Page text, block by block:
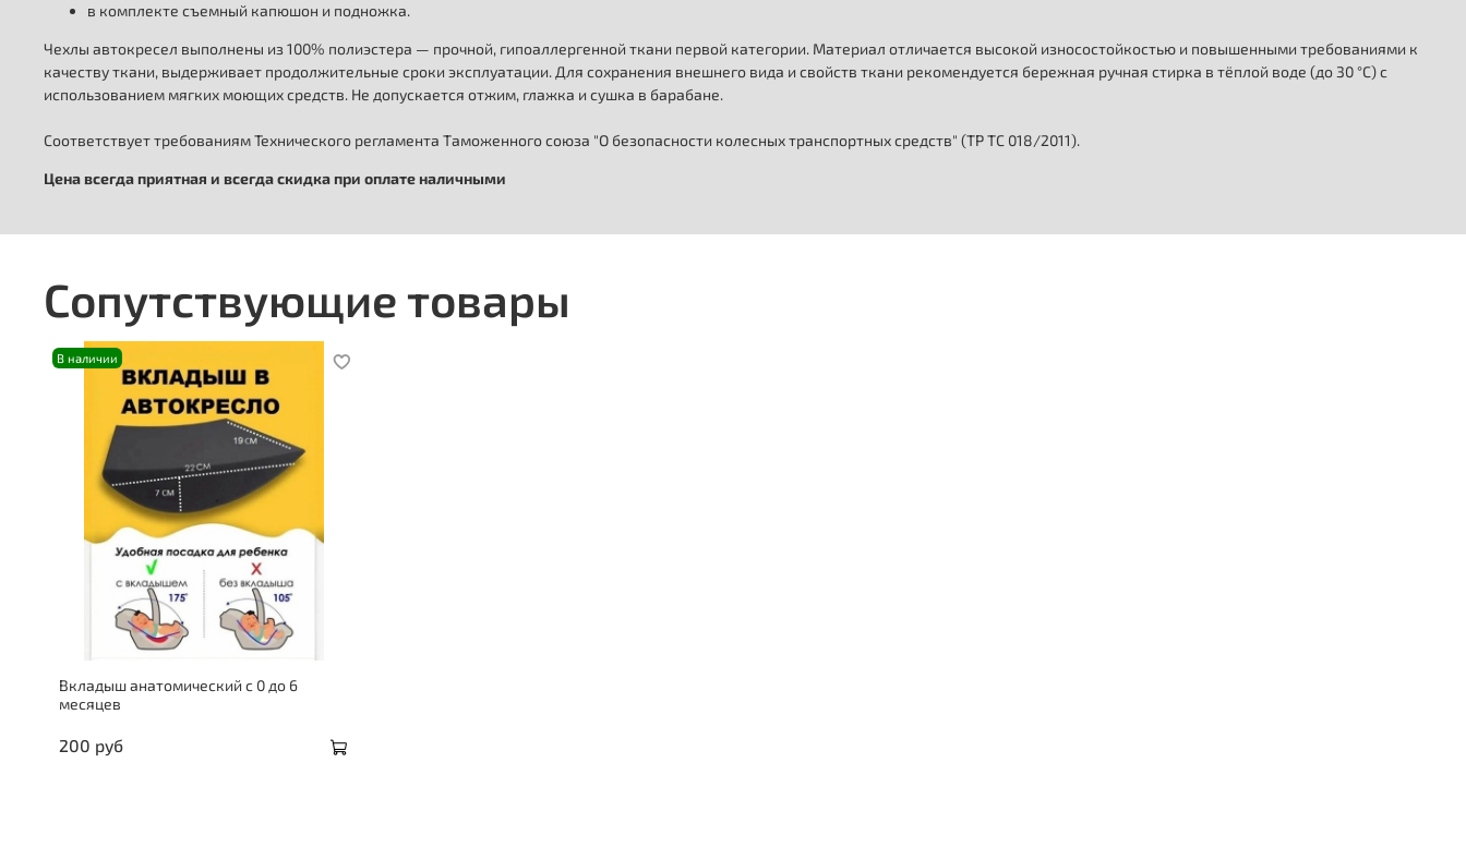
в комплекте съемный капюшон и подножка.
Чехлы автокресел выполнены из 100% полиэстера — прочной, гипоаллергенной ткани первой категории. Материал отличается высокой износостойкостью и повышенными требованиями к
качеству ткани, выдерживает продолжительные сроки эксплуатации. Для сохранения внешнего вида и свойств ткани рекомендуется бережная ручная стирка в тёплой воде (до 30 °C) с
использованием мягких моющих средств. Не допускается отжим, глажка и сушка в барабане.
Соответствует требованиям Технического регламента Таможенного союза "О безопасности колесных транспортных средств" (ТР ТС 018/2011).
Цена всегда приятная и всегда скидка при оплате наличными
Сопутствующие товары
В наличии
Вкладыш анатомический с 0 до 6
месяцев
200 руб